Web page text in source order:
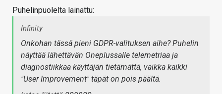
Puhelinpuolelta lainattu:
Infinity
Onkohan tässä pieni GDPR-valituksen aihe? Puhelin
näyttää lähettävän Oneplussalle telemetriaa ja
diagnostiikkaa käyttäjän tietämättä, vaikka kaikki
"User Improvement" täpät on pois päältä.